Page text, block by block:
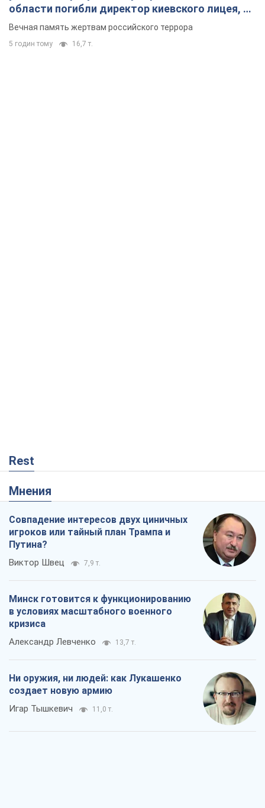
области погибли директор киевского лицея, её
муж и внук
Вечная память жертвам российского террора
5 годин тому 16,7 т.
Rest
Мнения
Совпадение интересов двух циничных
игроков или тайный план Трампа и
Путина?
Виктор Швец 7,9 т.
Минск готовится к функционированию
в условиях масштабного военного
кризиса
Александр Левченко 13,7 т.
Ни оружия, ни людей: как Лукашенко
создает новую армию
Игар Тышкевич 11,0 т.